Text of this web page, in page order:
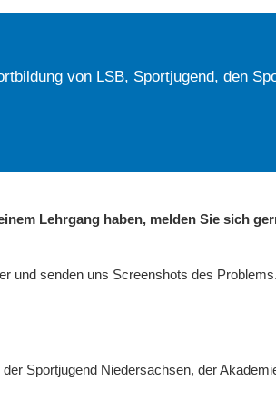
von LSB, Sportjugend, den
Lehrgang haben, melden Sie sich
und senden uns Screenshots des
Sportjugend Niedersachsen, der